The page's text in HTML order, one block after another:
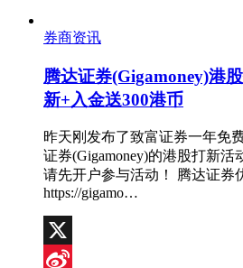
券商资讯
腾达证券(Gigamoney)港
新+入金送300港币
昨天刚发布了致富证券一年免
证券(Gigamoney)的港股打新活
请先开户参与活动！ 腾达证券
https://gigamo…
X